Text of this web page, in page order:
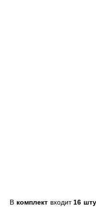
В комплект входит16